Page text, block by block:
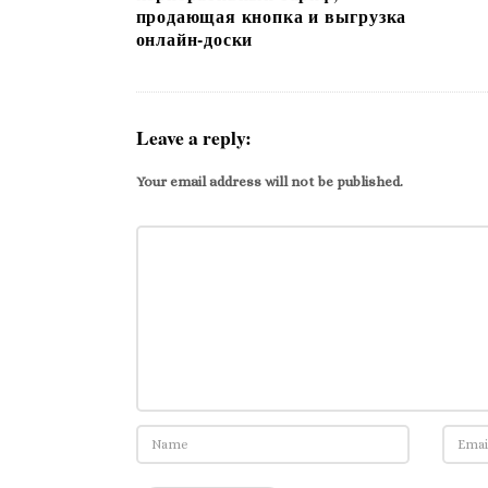
продающая кнопка и выгрузка
онлайн-доски
Leave a reply:
Your email address will not be published.